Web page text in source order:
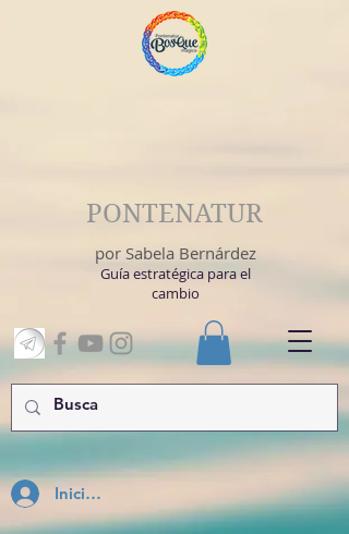
Inicia Sesión
PONTENATUR
por Sabela Bernárdez
Guía estratégica para el
cambio